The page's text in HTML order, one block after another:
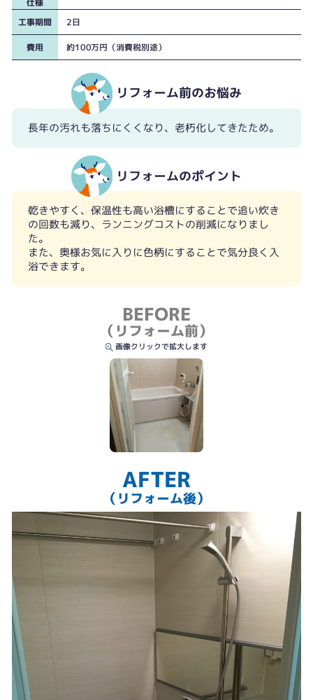
仕様
工事期間 2日
費用 約100万円（消費税別途）
リフォーム前のお悩み
長年の汚れも落ちにくくなり、老朽化してきたため。
リフォームのポイント
乾きやすく、保温性も高い浴槽にすることで追い炊き
の回数も減り、ランニングコストの削減になりまし
た。
また、奥様お気に入りに色柄にすることで気分良く入
浴できます。
BEFORE
（リフォーム前）
画像クリックで拡大します
AFTER
（リフォーム後）